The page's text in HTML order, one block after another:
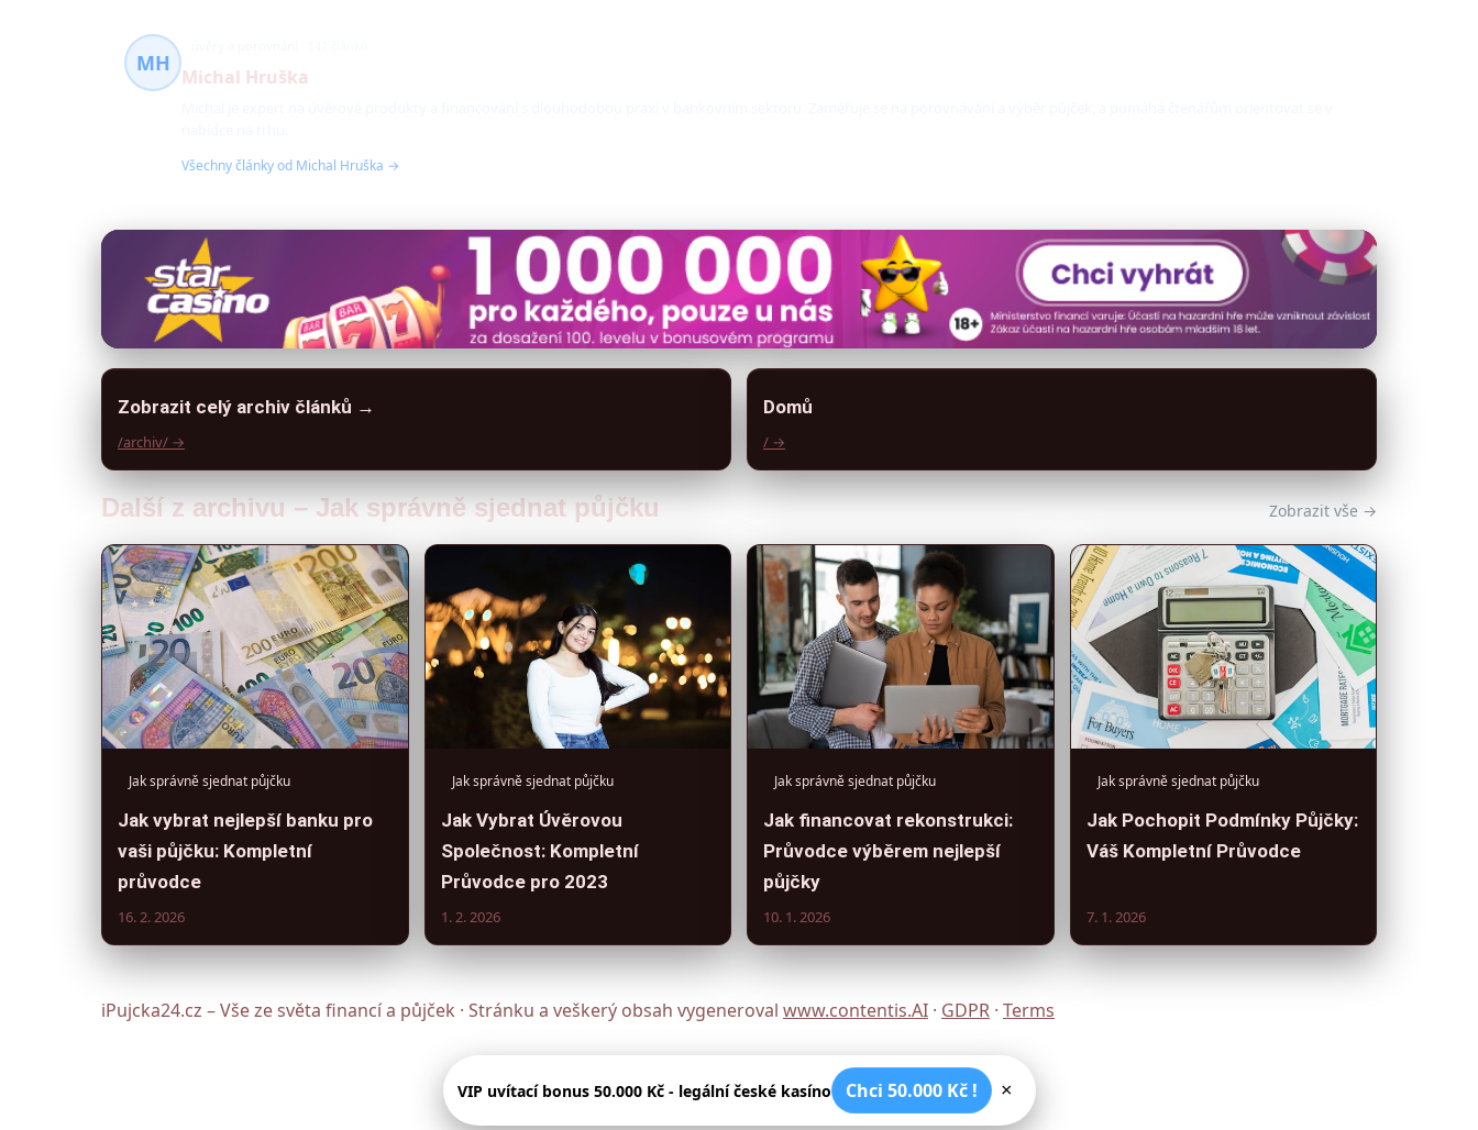
MH
Michal Hruška
Všechny články od Michal Hruška →
Zobrazit celý archiv článků →
/archiv/ →
Domů
/ →
Další z archivu – Jak správně sjednat půjčku Zobrazit vše →
Jak správně sjednat půjčku
Jak vybrat nejlepší banku pro
vaši půjčku: Kompletní
průvodce
16. 2. 2026
Jak správně sjednat půjčku
Jak Vybrat Úvěrovou
Společnost: Kompletní
Průvodce pro 2023
1. 2. 2026
Jak správně sjednat půjčku
Jak financovat rekonstrukci:
Průvodce výběrem nejlepší
půjčky
10. 1. 2026
Jak správně sjednat půjčku
Jak Pochopit Podmínky Půjčky:
Váš Kompletní Průvodce
7. 1. 2026
iPujcka24.cz – Vše ze světa financí a půjček · Stránku a veškerý obsah vygeneroval www.contentis.AI · GDPR · Terms
VIP uvítací bonus 50.000 Kč - legální české kasíno Chci 50.000 Kč ! ×